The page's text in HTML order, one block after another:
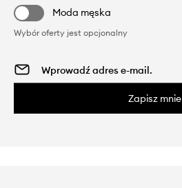
Moda męska
Wybór oferty jest opcjonalny
Zapisz mnie